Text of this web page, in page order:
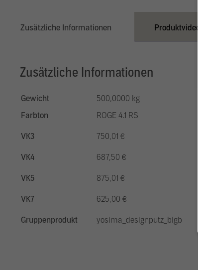
Zusätzliche Informationen Produktvideo
Zusätzliche Informationen
Gewicht
500,0000 kg
Farbton
ROGE 4.1 RS
VK3 750,01 €
VK4 687,50 €
VK5 875,01 €
VK7 625,00 €
Gruppenprodukt yosima_designputz_bigb